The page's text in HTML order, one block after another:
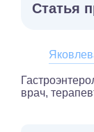
Статья
врач,